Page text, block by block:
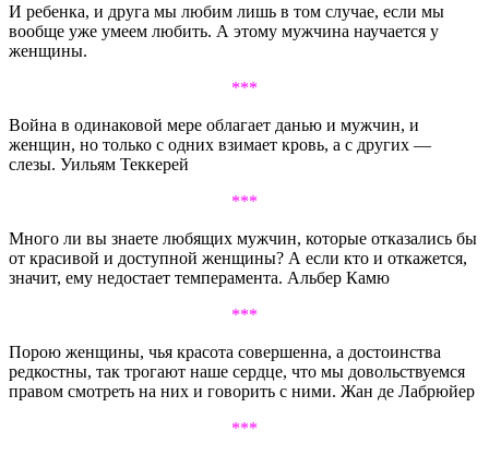
И ребенка, и друга мы любим лишь в том случае, если мы
вообще уже умеем любить. А этому мужчина научается у
женщины.
***
Война в одинаковой мере облагает данью и мужчин, и
женщин, но только с одних взимает кровь, а с других —
слезы. Уильям Теккерей
***
Много ли вы знаете любящих мужчин, которые отказались бы
от красивой и доступной женщины? А если кто и откажется,
значит, ему недостает темперамента. Альбер Камю
***
Порою женщины, чья красота совершенна, а достоинства
редкостны, так трогают наше сердце, что мы довольствуемся
правом смотреть на них и говорить с ними. Жан де Лабрюйер
***